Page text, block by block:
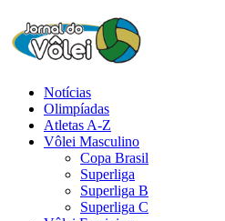
Notícias
Olimpíadas
Atletas A-Z
Vôlei Masculino
Copa Brasil
Superliga
Superliga B
Superliga C